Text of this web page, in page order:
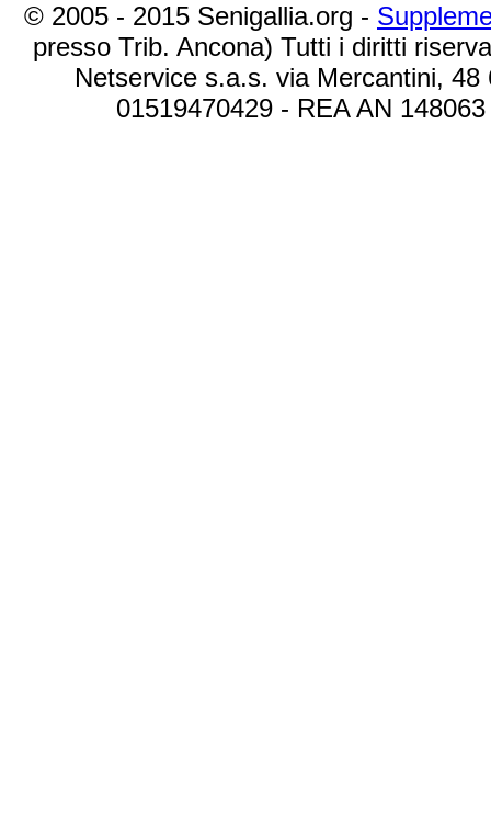
© 2005 - 2015 Senigallia.org -
presso Trib. Ancona) Tutti i diritti
Netservice s.a.s. via Mercantini,
01519470429 - REA AN